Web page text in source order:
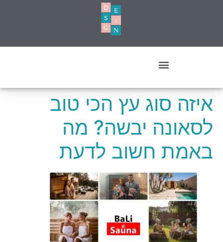
איזה סוג עץ הכי טוב
לסאונה יבשה? מה
באמת חשוב לדעת